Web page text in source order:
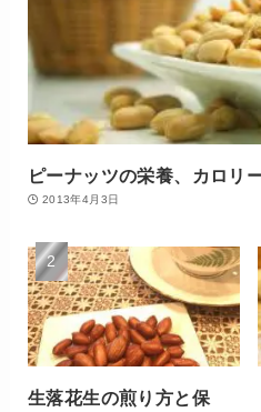
ピーナッツの栄養、カロリ
2013年4月3日
生落花生の煎り方と保